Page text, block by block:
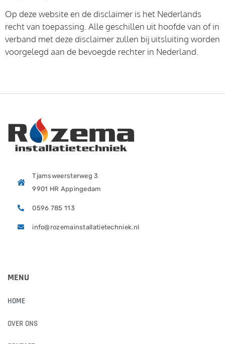
Op deze website en de disclaimer is het Nederlands
recht van toepassing. Alle geschillen uit hoofde van of in
verband met deze disclaimer zullen bij uitsluiting worden
voorgelegd aan de bevoegde rechter in Nederland.
Tjamsweersterweg 3
9901 HR Appingedam
0596 785 113
info@rozemainstallatietechniek.nl
MENU
HOME
OVER ONS